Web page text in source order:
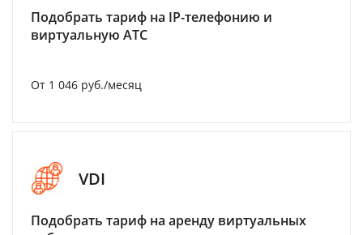
Подобрать тариф на IP-телефонию и
виртуальную АТС
От 1 046 руб./месяц
VDI
Подобрать тариф на аренду виртуальных